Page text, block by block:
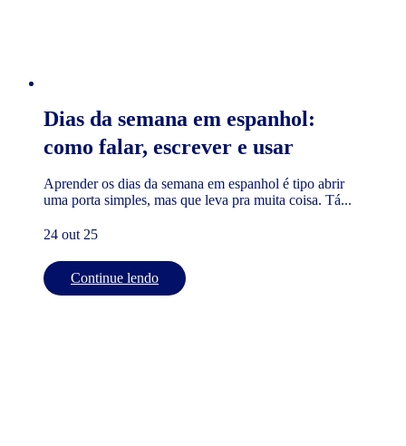
Dias da semana em espanhol:
como falar, escrever e usar
Aprender os dias da semana em espanhol é tipo abrir
uma porta simples, mas que leva pra muita coisa. Tá...
24 out 25
Continue lendo